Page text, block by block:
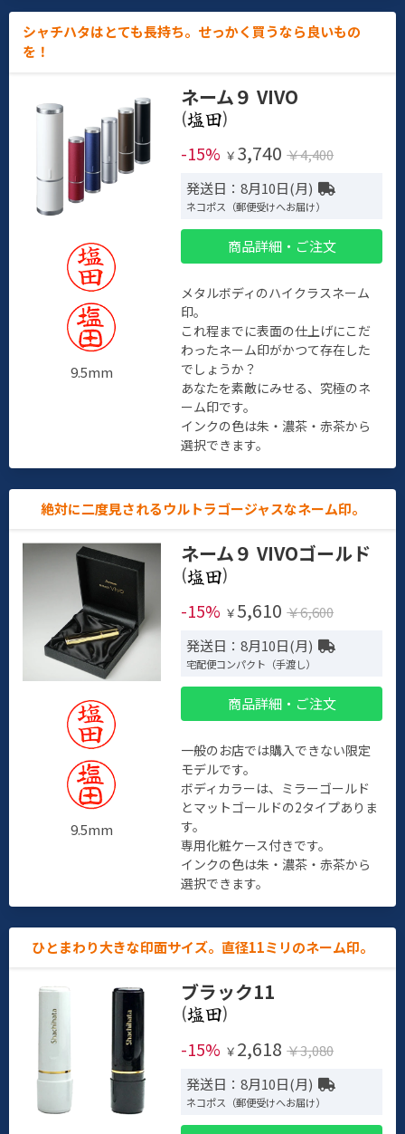
シャチハタはとても長持ち。せっかく買うなら良いもの
を！
9.5mm
ネーム９ VIVO
(
)
-15% ￥ 3,740 ￥4,400
発送日：8月10日(月)
ネコポス（郵便受けへお届け）
商品詳細・ご注文
メタルボディのハイクラスネーム
印。
これ程までに表面の仕上げにこだ
わったネーム印がかつて存在した
でしょうか？
あなたを素敵にみせる、究極のネ
ーム印です。
インクの色は朱・濃茶・赤茶から
選択できます。
絶対に二度見されるウルトラゴージャスなネーム印。
9.5mm
ネーム９ VIVOゴールド
(
)
-15% ￥ 5,610 ￥6,600
発送日：8月10日(月)
宅配便コンパクト（手渡し）
商品詳細・ご注文
一般のお店では購入できない限定
モデルです。
ボディカラーは、ミラーゴールド
とマットゴールドの2タイプありま
す。
専用化粧ケース付きです。
インクの色は朱・濃茶・赤茶から
選択できます。
ひとまわり大きな印面サイズ。直径11ミリのネーム印。
ブラック11
(
)
-15% ￥ 2,618 ￥3,080
発送日：8月10日(月)
ネコポス（郵便受けへお届け）